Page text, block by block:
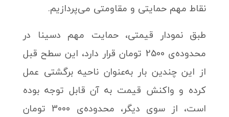
نقاط مهم حمایتی و مقاومتی می‌پردازیم.
طبق نمودار قیمتی، حمایت مهم دسینا در
محدوده‌ی 2500 تومان قرار دارد، این سطح قبل
از این چندین بار به‌عنوان ناحیه برگشتی عمل
کرده و واکنش قیمت به آن قابل توجه بوده
است، از سوی دیگر، محدوده‌ی 3000 تومان